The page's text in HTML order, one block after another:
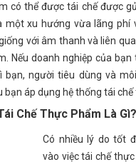
có thể được tái chế được
một xu hướng vừa lãng phí
với âm thanh và liên
Nếu doanh nghiệp của bạn
bạn, người tiêu dùng và
bạn áp dụng hệ thống tái
ái Chế Thực Phẩm Là Gì?
Có nhiều lý do tốt
vào việc tái chế